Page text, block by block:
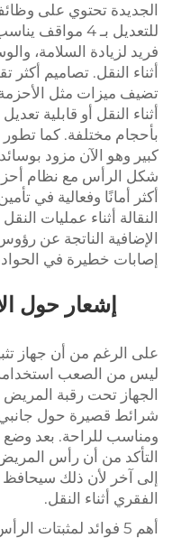
الجديدة تحتوي على
للتعديل بـ 4
فريد لزيادة السلامة،
أثناء النقل. تصاميم
تضيف ميزات مثل الأحزمة
أثناء النقل أو قابلية
بأحجام مختلفة. كما
كبير وهو الآن مزود
شكل الرأس مع نظام
أكثر أمانًا وفعالية في
النقالة أثناء عمليات
الإضافية الناتجة عن
إصابات خطيرة في
إشعار حول
على الرغم من أن جهاز
ليس من الصعب
الجهاز تحت رقبة المريض
شرائط قصيرة حول
ومناسب للراحة. بعد
التأكد من أن رأس
إلى آخر لأن ذلك سيحافظ
الفقري أثناء النقل.
أهم 5 فوائد لمثبتات الرأس المتميزة في رعاية المرضى